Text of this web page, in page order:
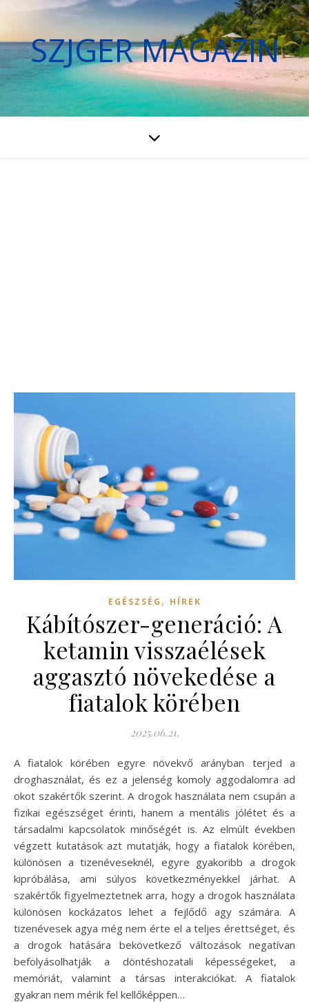
SZJGER MAGAZIN
EGÉSZSÉG , HÍREK
Kábítószer-generáció: A
ketamin visszaélések
aggasztó növekedése a
fiatalok körében
2025.06.21.
A fiatalok körében egyre növekvő arányban terjed a
droghasználat, és ez a jelenség komoly aggodalomra ad
okot szakértők szerint. A drogok használata nem csupán a
fizikai egészséget érinti, hanem a mentális jólétet és a
társadalmi kapcsolatok minőségét is. Az elmúlt években
végzett kutatások azt mutatják, hogy a fiatalok körében,
különösen a tizenéveseknél, egyre gyakoribb a drogok
kipróbálása, ami súlyos következményekkel járhat. A
szakértők figyelmeztetnek arra, hogy a drogok használata
különösen kockázatos lehet a fejlődő agy számára. A
tizenévesek agya még nem érte el a teljes érettséget, és
a drogok hatására bekövetkező változások negatívan
befolyásolhatják a döntéshozatali képességeket, a
memóriát, valamint a társas interakciókat. A fiatalok
gyakran nem mérik fel kellőképpen…